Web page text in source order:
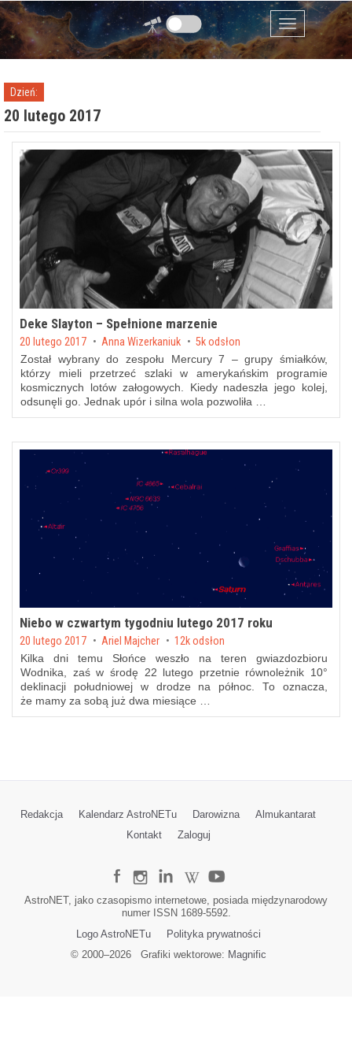
Przejdź do zawartości
Menu
Dzień:
20 lutego 2017
Deke Slayton – Spełnione marzenie
Posted on
20 lutego 2017 by Anna Wizerkaniuk 5k odsłon
Został wybrany do zespołu Mercury 7 – grupy śmiałków,
którzy mieli przetrzeć szlaki w amerykańskim programie
kosmicznych lotów załogowych. Kiedy nadeszła jego kolej,
odsunęli go. Jednak upór i silna wola pozwoliła …
Niebo w czwartym tygodniu lutego 2017 roku
Posted on
20 lutego 2017 by Ariel Majcher 12k odsłon
Kilka dni temu Słońce weszło na teren gwiazdozbioru
Wodnika, zaś w środę 22 lutego przetnie równoleżnik 10°
deklinacji południowej w drodze na północ. To oznacza,
że mamy za sobą już dwa miesiące …
Redakcja Kalendarz AstroNETu Darowizna
Almukantarat
Kontakt
Zaloguj
AstroNET, jako czasopismo internetowe, posiada międzynarodowy
numer ISSN 1689-5592.
Logo AstroNETu
Polityka prywatności
© 2000–2026Grafiki wektorowe: Magnific